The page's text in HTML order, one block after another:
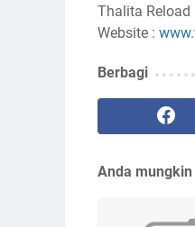
Thalita Reload
Website :
Berbagi
Anda